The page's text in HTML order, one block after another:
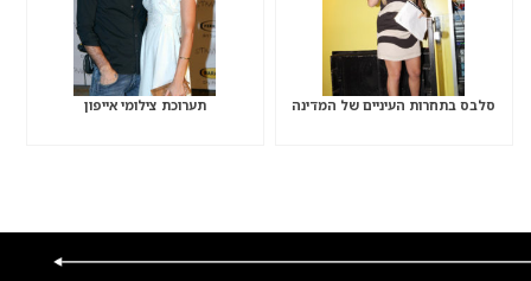
סלבס בתחרות העיניים של המדינה תערוכת צילומי אייפון